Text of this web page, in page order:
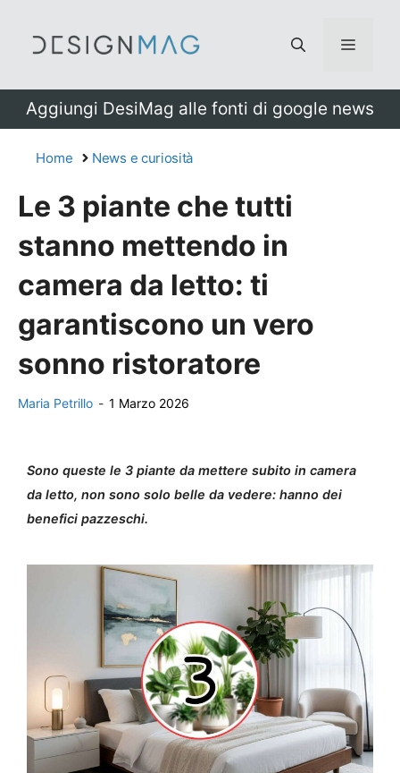
Menu
Aggiungi DesiMag alle fonti di google news
Home News e curiosità
Le 3 piante che tutti
stanno mettendo in
camera da letto: ti
garantiscono un vero
sonno ristoratore
Maria Petrillo - 1 Marzo 2026
Sono queste le 3 piante da mettere subito in camera
da letto, non sono solo belle da vedere: hanno dei
benefici pazzeschi.